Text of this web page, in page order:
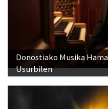
Donostiako Musika
Usurbilen